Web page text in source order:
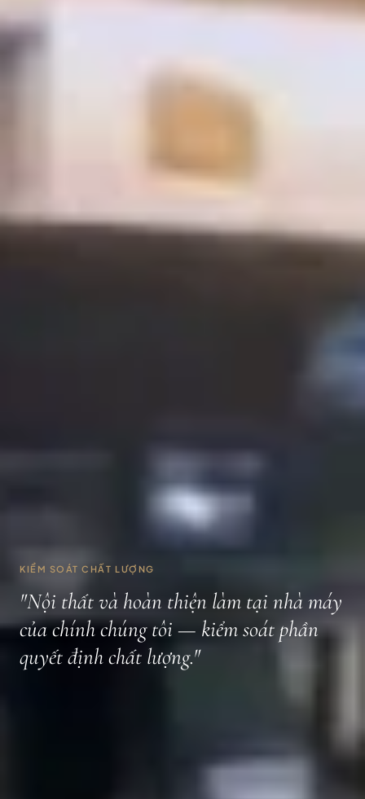
KIỂM SOÁT CHẤT LƯỢNG
"Nội thất và hoàn thiện làm tại nhà máy
của chính chúng tôi — kiểm soát phần
quyết định chất lượng."